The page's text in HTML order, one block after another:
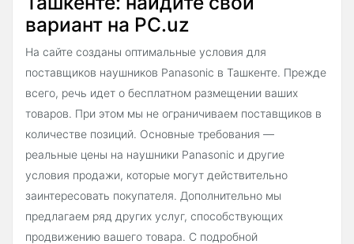
вариант на PC.uz
На сайте созданы оптимальные условия для
поставщиков наушников Panasonic в Ташкенте. Прежде
всего, речь идет о бесплатном размещении ваших
товаров. При этом мы не ограничиваем поставщиков в
количестве позиций. Основные требования —
реальные цены на наушники Panasonic и другие
условия продажи, которые могут действительно
заинтересовать покупателя. Дополнительно мы
предлагаем ряд других услуг, способствующих
продвижению вашего товара. С подробной